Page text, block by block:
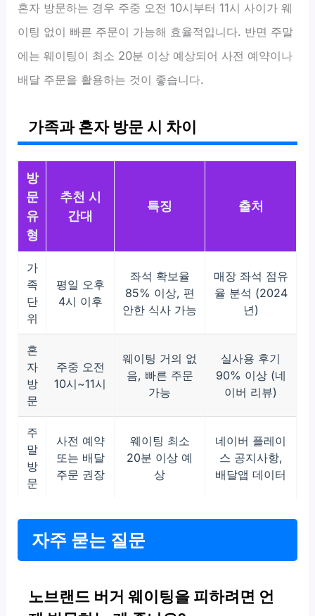
혼자 방문하는 경우 주중 오전 10시부터 11시 사이가 웨
이팅 없이 빠른 주문이 가능해 효율적입니다. 반면 주말
에는 웨이팅이 최소 20분 이상 예상되어 사전 예약이나
배달 주문을 활용하는 것이 좋습니다.
가족과 혼자 방문 시 차이
방
문
유
형
추천 시
간대
특징 출처
가
족
단
위
평일 오후
4시 이후
좌석 확보율
85% 이상, 편
안한 식사 가능
매장 좌석 점유
율 분석 (2024
년)
혼
자
방
문
주중 오전
10시~11시
웨이팅 거의 없
음, 빠른 주문
가능
실사용 후기
90% 이상 (네
이버 리뷰)
주
말
방
문
사전 예약
또는 배달
주문 권장
웨이팅 최소
20분 이상 예
상
네이버 플레이
스 공지사항,
배달앱 데이터
자주 묻는 질문
노브랜드 버거 웨이팅을 피하려면 언